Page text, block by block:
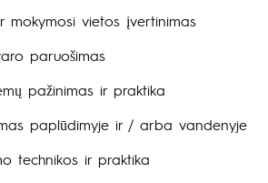
mokymosi vietos įvertinimas
paruošimas
pažinimas ir praktika
paplūdimyje ir / arba vandenyje
technikos ir praktika